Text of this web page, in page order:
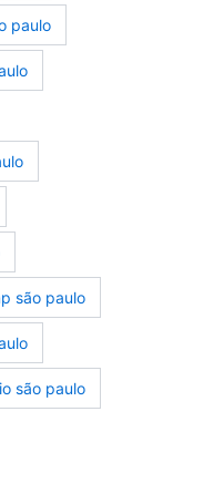
paulo
são paulo
são paulo